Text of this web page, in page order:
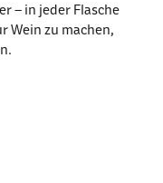
– in jeder Flasche
Wein zu machen,